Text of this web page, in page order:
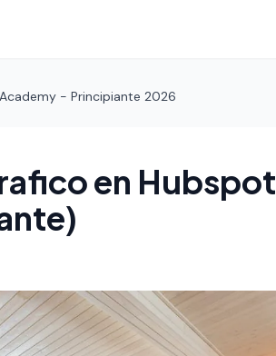
- Principiante 2026
en Hubspot